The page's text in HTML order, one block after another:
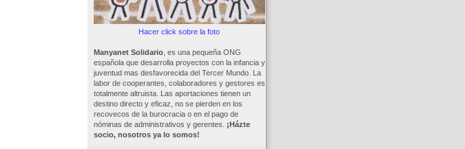
Hacer click sobre la foto
Manyanet Solidario, es una pequeña ONG
española que desarrolla proyectos con la infancia y
juventud mas desfavorecida del Tercer Mundo. La
labor de cooperantes, colaboradores y gestores es
totalmente altruista. Las aportaciones tienen un
destino directo y eficaz, no se pierden en los
recovecos de la burocracia o en el pago de
nóminas de administrativos y gerentes.
¡Házte
socio, nosotros ya lo somos!